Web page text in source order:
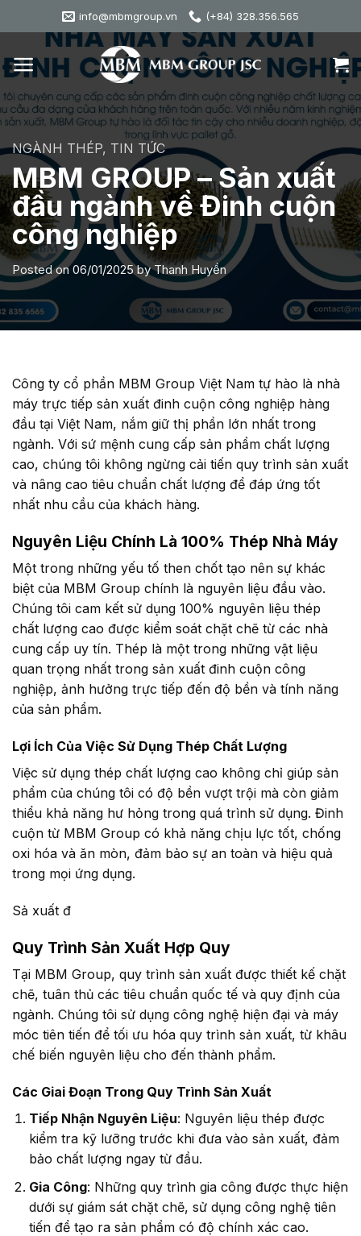
to
info@mbmgroup.vn (+84) 328.356.565
NGÀNH THÉP, TIN TỨC
MBM GROUP – Sản xuất
đầu ngành về Đinh cuộn
công nghiệp
Posted on06/01/2025byThanh Huyền
Công ty cổ phần MBM Group Việt Nam tự hào là nhà
máy trực tiếp sản xuất đinh cuộn công nghiệp hàng
đầu tại Việt Nam, nắm giữ thị phần lớn nhất trong
ngành. Với sứ mệnh cung cấp sản phẩm chất lượng
cao, chúng tôi không ngừng cải tiến quy trình sản xuất
và nâng cao tiêu chuẩn chất lượng để đáp ứng tốt
nhất nhu cầu của khách hàng.
Nguyên Liệu Chính Là 100% Thép Nhà Máy
Một trong những yếu tố then chốt tạo nên sự khác
biệt của MBM Group chính là nguyên liệu đầu vào.
Chúng tôi cam kết sử dụng 100% nguyên liệu thép
chất lượng cao được kiểm soát chặt chẽ từ các nhà
cung cấp uy tín. Thép là một trong những vật liệu
quan trọng nhất trong sản xuất đinh cuộn công
nghiệp, ảnh hưởng trực tiếp đến độ bền và tính năng
của sản phẩm.
Lợi Ích Của Việc Sử Dụng Thép Chất Lượng
Việc sử dụng thép chất lượng cao không chỉ giúp sản
phẩm của chúng tôi có độ bền vượt trội mà còn giảm
thiểu khả năng hư hỏng trong quá trình sử dụng. Đinh
cuộn từ MBM Group có khả năng chịu lực tốt, chống
oxi hóa và ăn mòn, đảm bảo sự an toàn và hiệu quả
trong mọi ứng dụng.
Sả xuất đ
Quy Trình Sản Xuất Hợp Quy
Tại MBM Group, quy trình sản xuất được thiết kế chặt
chẽ, tuân thủ các tiêu chuẩn quốc tế và quy định của
ngành. Chúng tôi sử dụng công nghệ hiện đại và máy
móc tiên tiến để tối ưu hóa quy trình sản xuất, từ khâu
chế biến nguyên liệu cho đến thành phẩm.
Các Giai Đoạn Trong Quy Trình Sản Xuất
Tiếp Nhận Nguyên Liệu: Nguyên liệu thép được
kiểm tra kỹ lưỡng trước khi đưa vào sản xuất, đảm
bảo chất lượng ngay từ đầu.
Gia Công: Những quy trình gia công được thực hiện
dưới sự giám sát chặt chẽ, sử dụng công nghệ tiên
tiến để tạo ra sản phẩm có độ chính xác cao.